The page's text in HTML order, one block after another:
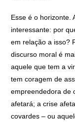
Esse é o horizonte.
interessante: por
em relação a isso?
discurso moral é
aquele que tem a
tem coragem de
empreendedora de
afetará; a crise
covardes – ou